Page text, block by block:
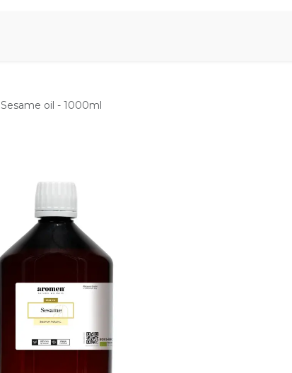
Sesame oil - 1000ml